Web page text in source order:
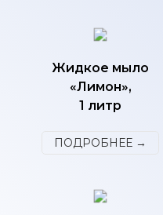
Жидкое мыло
«Лимон»,
1 литр
ПОДРОБНЕЕ →